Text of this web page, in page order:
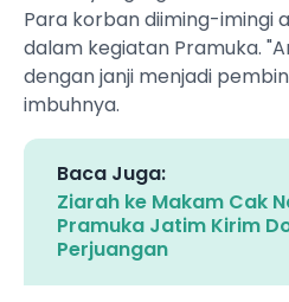
Para korban diiming-imingi
dalam kegiatan Pramuka.
dengan janji menjadi
imbuhnya.
Baca Juga:
Ziarah ke Makam Cak
Pramuka Jatim Kirim
Perjuangan